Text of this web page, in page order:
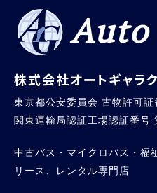
Auto
株式会社オートギャラ
東京都公安委員会 古物許可
関東運輸局認証工場認証番号
中古バス・マイクロバス・福
リース、レンタル専門店